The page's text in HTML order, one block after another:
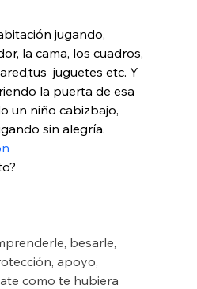
jugando,
la cama, los cuadros,
juguetes etc. Y
la puerta de esa
un niño cabizbajo,
sin alegría.
besarle,
apoyo,
como te hubiera